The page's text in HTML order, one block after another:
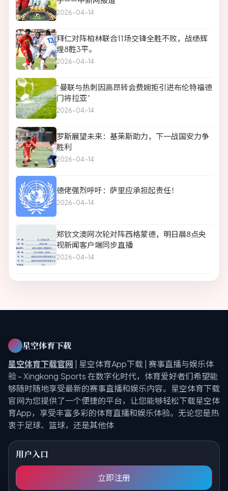
2026-04-14
拜仁对阵柏林联合11场交锋全胜不败，战绩辉
煌8胜3平。
2026-04-14
“曼联与热刺因高昂转会费婉拒引进布伦特福德
门将拉亚”
2026-04-14
罗斯展望未来：基莱斯助力，下一战国安力争
胜利
2026-04-14
德佬强烈呼吁：萨里应承担起责任！
2026-04-14
郑钦文澳网次轮对阵西格蒙德，明日晨8点央
视新闻客户端同步直播
2026-04-14
星空体育下载
星空体育下载官网 | 星空体育App下载 | 赛事直播与娱乐体
验 - Xingkong Sports 在数字化时代，体育爱好者们希望能
够随时随地享受最新的赛事直播和娱乐内容。星空体育下载
官网为您提供了一个便捷的平台，让您能够轻松下载星空体
育App，享受丰富多彩的体育直播和娱乐体验。无论您是热
衷于足球、篮球，还是其他体
用户入口
立即注册